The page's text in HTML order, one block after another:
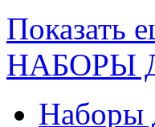
Показать
НАБОРЫ
Наборы